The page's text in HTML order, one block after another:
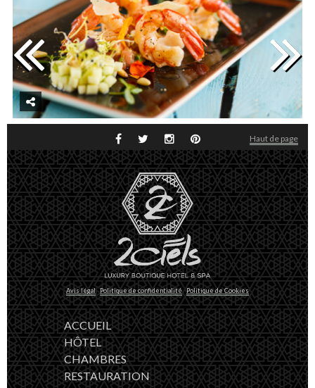
Haut de page
Avis légal Politique de confidentialité Politique de Cookies
ACCUEIL
HÔTEL
CHAMBRES
RESTAURATION